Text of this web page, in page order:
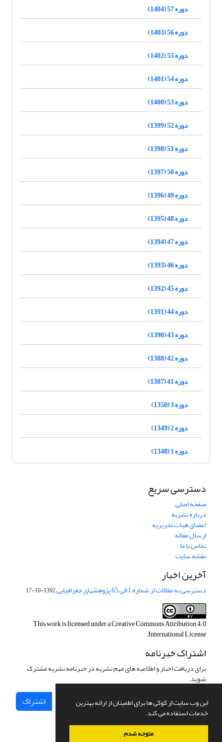
این وب سایت از کوکی ها برای اطمینان از ارائه بهترین
خدمات استفاده می کند.
متوجه شدم
دوره 57 (1404)
دوره 56 (1403)
دوره 55 (1402)
دوره 54 (1401)
دوره 53 (1400)
دوره 52 (1399)
دوره 51 (1398)
دوره 50 (1397)
دوره 49 (1396)
دوره 48 (1395)
دوره 47 (1394)
دوره 46 (1393)
دوره 45 (1392)
دوره 44 (1391)
دوره 43 (1390)
دوره 42 (1388)
دوره 41 (1387)
دوره 3 (1350)
دوره 2 (1349)
دوره 1 (1348)
دسترسی سریع
صفحه اصلی
درباره نشریه
اعضای هیات تحریریه
ارسال مقاله
تماس با ما
نقشه سایت
آخرین اخبار
دسترسی به مقالات از شماره 1 الی 65 پژوهشهای جغرافیایی 1392-10-17
This work is licensed under aCreative Commons Attribution 4.0
International License
.
اشتراک خبرنامه
برای دریافت اخبار و اطلاعیه های مهم نشریه در خبرنامه نشریه مشترک
شوید.
اشتراک